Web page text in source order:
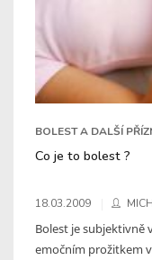
BOLEST A DALŠÍ
Co je to bolest ?
18.03.2009
Bolest je subjektivně
emočním prožitkem